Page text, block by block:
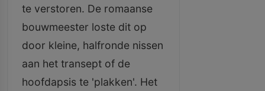
te verstoren. De romaanse
bouwmeester loste dit op
door kleine, halfronde nissen
aan het transept of de
hoofdapsis te 'plakken'. Het